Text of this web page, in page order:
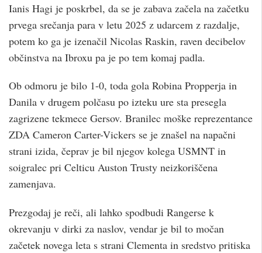
Ianis Hagi je poskrbel, da se je zabava začela na začetku
prvega srečanja para v letu 2025 z udarcem z razdalje,
potem ko ga je izenačil Nicolas Raskin, raven decibelov
občinstva na Ibroxu pa je po tem komaj padla.
Ob odmoru je bilo 1-0, toda gola Robina Propperja in
Danila v drugem polčasu po izteku ure sta presegla
zagrizene tekmece Gersov. Branilec moške reprezentance
ZDA Cameron Carter-Vickers se je znašel na napačni
strani izida, čeprav je bil njegov kolega USMNT in
soigralec pri Celticu Auston Trusty neizkoriščena
zamenjava.
Prezgodaj je reči, ali lahko spodbudi Rangerse k
okrevanju v dirki za naslov, vendar je bil to močan
začetek novega leta s strani Clementa in sredstvo pritiska